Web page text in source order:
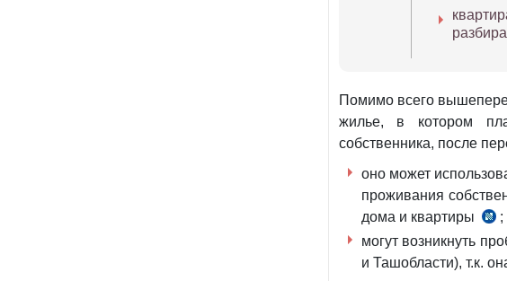
Помимо всего
жилье, в котором
собственника, после
оно может
проживания
дома и квартиры
;
могут возникнуть
и Ташобласти), т.к.